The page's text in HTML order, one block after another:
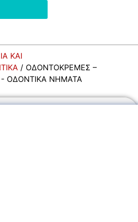
ΚΑΙ
/ ΟΔΟΝΤΟΚΡΕΜΕΣ –
ΟΔΟΝΤΙΚΑ ΝΗΜΑΤΑ